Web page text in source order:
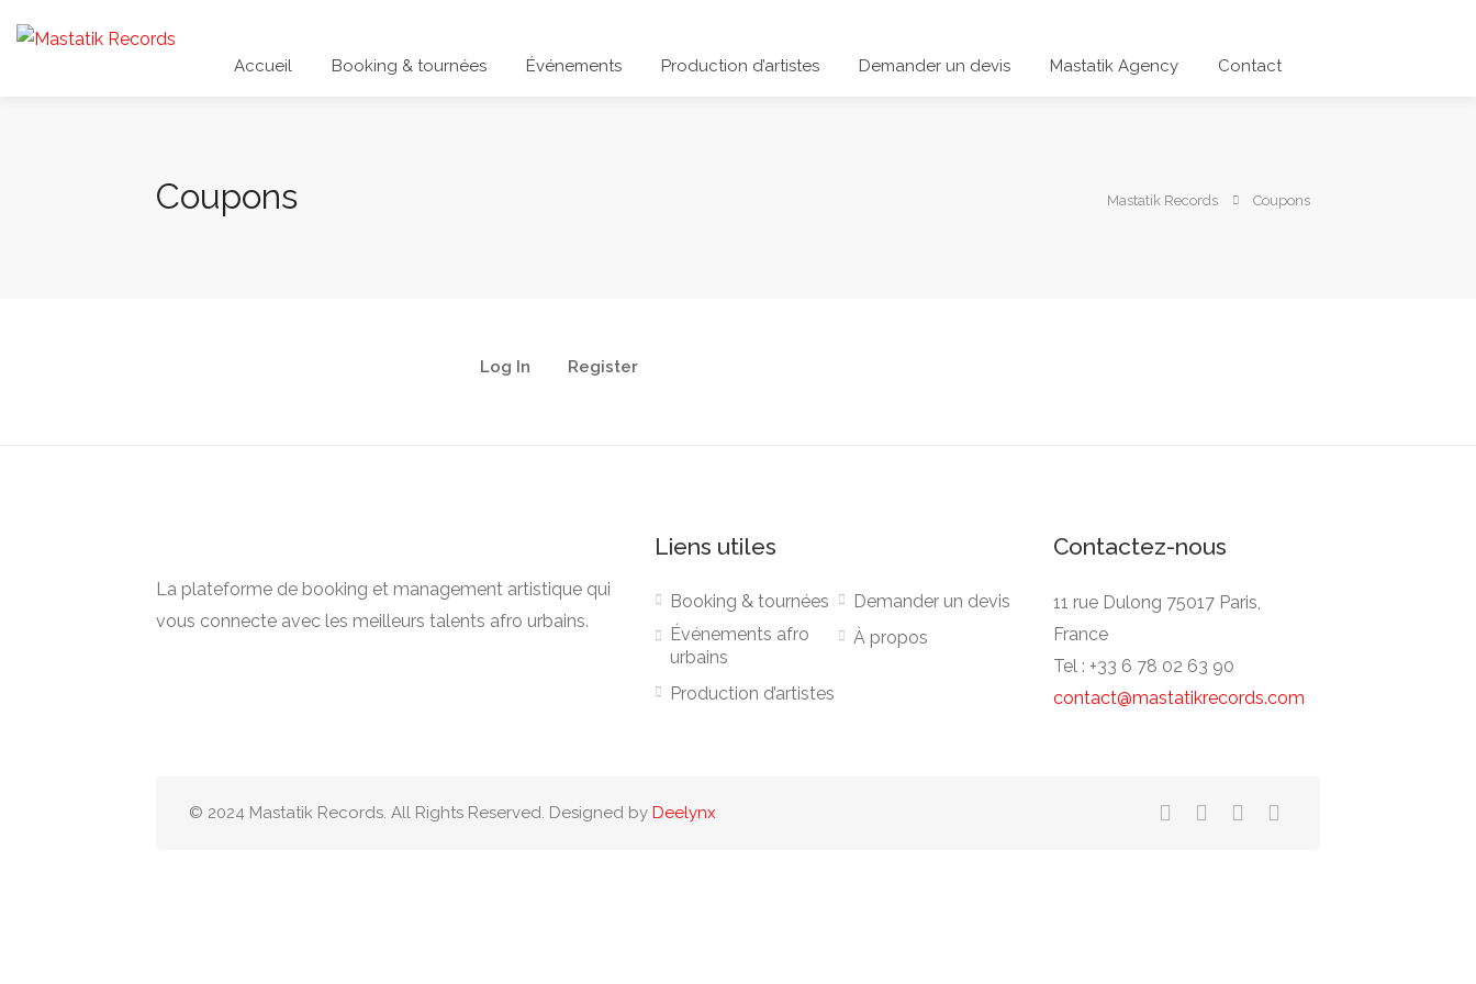
Accueil Booking & tournées Événements Production d’artistes Demander un devis Mastatik Agency Contact
Coupons Mastatik Records Coupons
Log In Register
La plateforme de booking et management artistique qui
vous connecte avec les meilleurs talents afro urbains.
Liens utiles
Booking & tournées
Événements afro
urbains
Production d’artistes
Demander un devis
À propos
Contactez-nous
11 rue Dulong 75017 Paris,
France
Tel : +33 6 78 02 63 90
contact@mastatikrecords.com
© 2024 Mastatik Records. All Rights Reserved. Designed by Deelynx